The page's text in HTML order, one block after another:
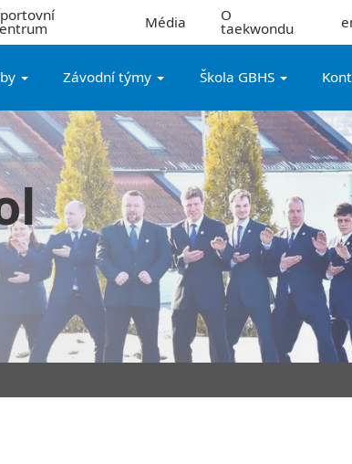
Média O
taekwondu
Závodní týmy Škola GBHS